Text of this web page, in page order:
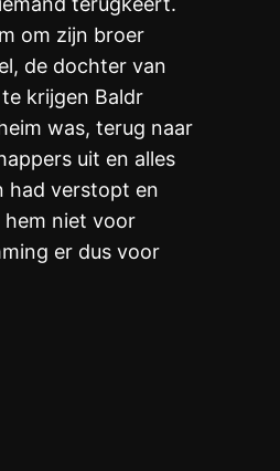
om zijn broer
de dochter van
krijgen Baldr
was, terug naar
uit en alles
had verstopt en
hem niet voor
er dus voor